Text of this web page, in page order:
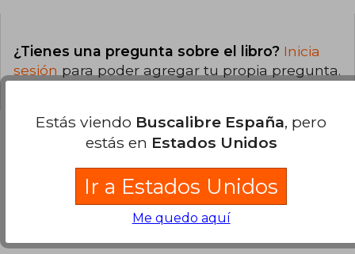
¿Tienes una pregunta sobre el libro? Inicia
sesión para poder agregar tu propia pregunta.
Opiniones sobre Buscalibre
Ver más opiniones de clientes
Estás viendo Buscalibre España, pero
estás en Estados Unidos
Ir a Estados Unidos
Me quedo aquí